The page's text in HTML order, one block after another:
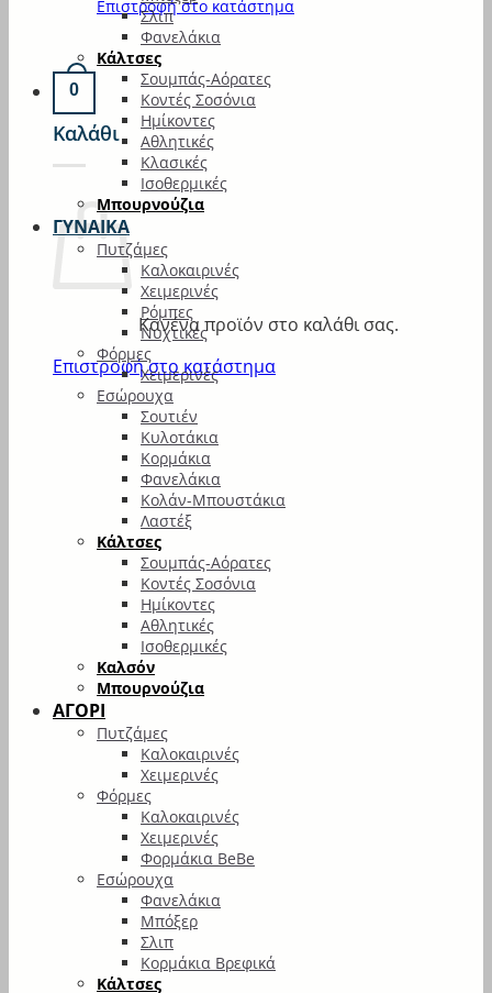
Επιστροφή στο κατάστημα
0
Καλάθι
Κανένα προϊόν στο καλάθι σας.
Επιστροφή στο κατάστημα
Σλιπ
Φανελάκια
Κάλτσες
Σουμπάς-Αόρατες
Κοντές Σοσόνια
Ημίκοντες
Αθλητικές
Κλασικές
Ισοθερμικές
Μπουρνούζια
ΓΥΝΑΙΚΑ
Πυτζάμες
Καλοκαιρινές
Χειμερινές
Ρόμπες
Νυχτικές
Φόρμες
Χειμερινές
Εσώρουχα
Σουτιέν
Κυλοτάκια
Κορμάκια
Φανελάκια
Κολάν-Μπουστάκια
Λαστέξ
Κάλτσες
Σουμπάς-Αόρατες
Κοντές Σοσόνια
Ημίκοντες
Αθλητικές
Ισοθερμικές
Καλσόν
Μπουρνούζια
ΑΓΟΡΙ
Πυτζάμες
Καλοκαιρινές
Χειμερινές
Φόρμες
Καλοκαιρινές
Χειμερινές
Φορμάκια BeBe
Εσώρουχα
Φανελάκια
Μπόξερ
Σλιπ
Κορμάκια Βρεφικά
Κάλτσες